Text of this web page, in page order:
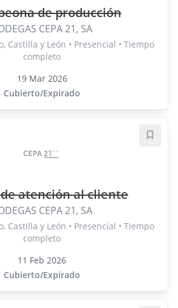
de producción
CEPA 21, SA
Castilla y León • Presencial • Tiempo
completo
19 Mar 2026
Cubierto/Expirado
atención al cliente
CEPA 21, SA
Castilla y León • Presencial • Tiempo
completo
11 Feb 2026
Cubierto/Expirado